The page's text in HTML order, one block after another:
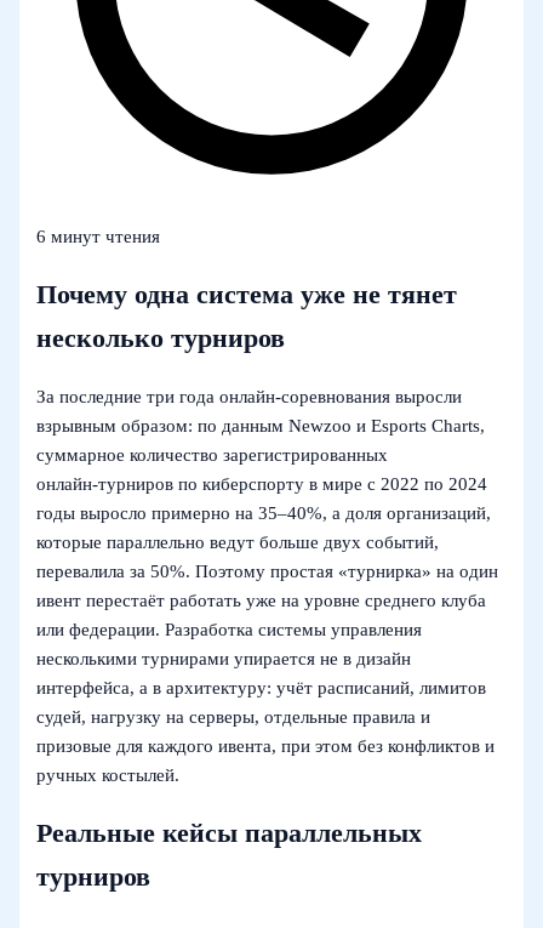
6 минут чтения
Почему одна система уже не тянет
несколько турниров
За последние три года онлайн‑соревнования выросли
взрывным образом: по данным Newzoo и Esports Charts,
суммарное количество зарегистрированных
онлайн‑турниров по киберспорту в мире c 2022 по 2024
годы выросло примерно на 35–40%, а доля организаций,
которые параллельно ведут больше двух событий,
перевалила за 50%. Поэтому простая «турнирка» на один
ивент перестаёт работать уже на уровне среднего клуба
или федерации. Разработка системы управления
несколькими турнирами упирается не в дизайн
интерфейса, а в архитектуру: учёт расписаний, лимитов
судей, нагрузку на серверы, отдельные правила и
призовые для каждого ивента, при этом без конфликтов и
ручных костылей.
Реальные кейсы параллельных
турниров